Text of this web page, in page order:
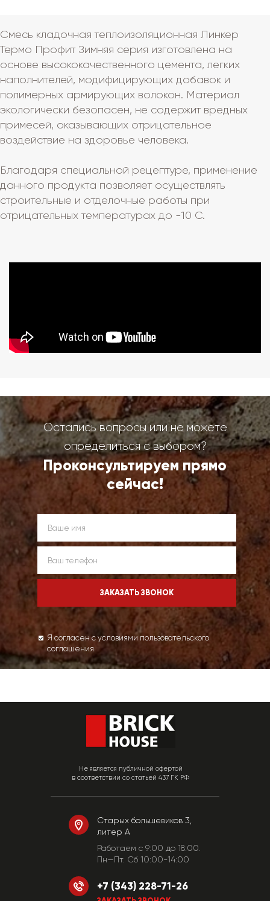
Смесь кладочная теплоизоляционная Линкер
Термо Профит Зимняя серия изготовлена на
основе высококачественного цемента, легких
наполнителей, модифицирующих добавок и
полимерных армирующих волокон. Материал
экологически безопасен, не содержит вредных
примесей, оказывающих отрицательное
воздействие на здоровье человека.
Благодаря специальной рецептуре, применение
данного продукта позволяет осуществлять
строительные и отделочные работы при
отрицательных температурах до -10 С.
Остались вопросы или не можете
определиться с выбором?
Проконсультируем прямо
сейчас!
Я согласен с условиями пользовательского
соглашения
Не является публичной офертой
в соответствии со статьей 437 ГК РФ
Старых большевиков 3,
литер А
Работаем c 9:00 до 18:00.
Пн—Пт. Сб 10:00-14:00
+7 (343) 228-71-26